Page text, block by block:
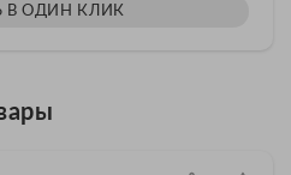
В ОДИН КЛИК